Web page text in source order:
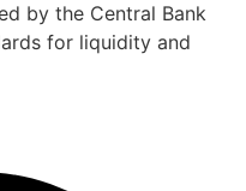
by the Central Bank
for liquidity and